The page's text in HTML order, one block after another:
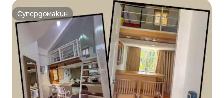
Супердомакин
Супердомакин